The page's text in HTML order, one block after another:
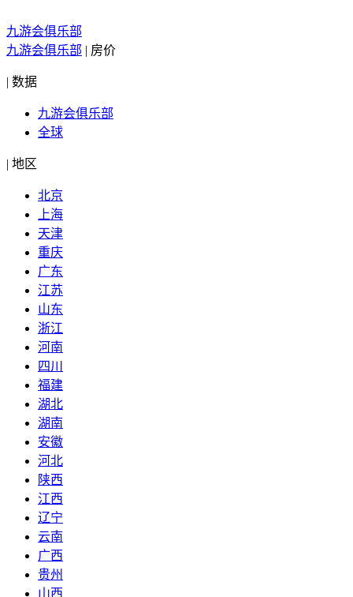
九游会俱乐部
九游会俱乐部 | 房价
| 数据
九游会俱乐部
全球
| 地区
北京
上海
天津
重庆
广东
江苏
山东
浙江
河南
四川
福建
湖北
湖南
安徽
河北
陕西
江西
辽宁
云南
广西
贵州
山西